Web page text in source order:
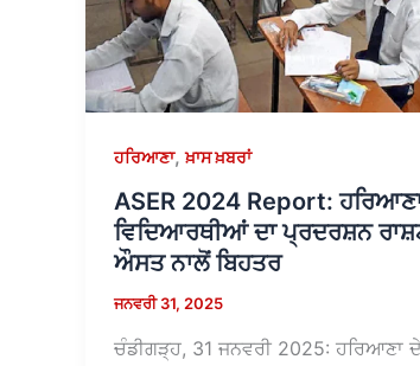
ਹਰਿਆਣਾ,ਖ਼ਾਸ ਖ਼ਬਰਾਂ
ASER 2024 Report:
ਵਿਦਿਆਰਥੀਆਂ ਦਾ ਪ੍ਰਦਰਸ਼ਨ
ਔਸਤ ਨਾਲੋਂ ਬਿਹਤਰ
ਜਨਵਰੀ 31, 2025
ਚੰਡੀਗੜ੍ਹ, 31 ਜਨਵਰੀ 2025: ਹਰਿਆਣਾ